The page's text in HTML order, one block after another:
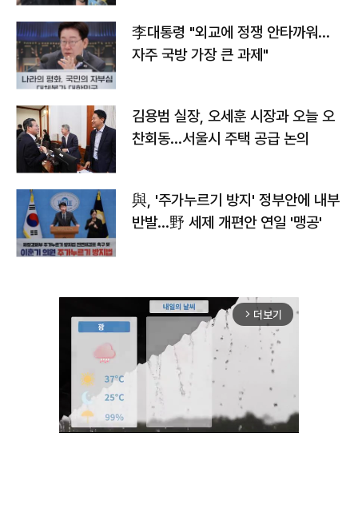
李대통령 "외교에 정쟁 안타까워…
자주 국방 가장 큰 과제"
김용범 실장, 오세훈 시장과 오늘 오
찬회동...서울시 주택 공급 논의
與, '주가누르기 방지' 정부안에 내부
반발…野 세제 개편안 연일 '맹공'
arrow_forward_ios 더보기